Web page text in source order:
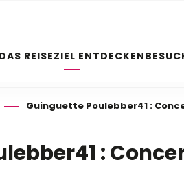
DAS REISEZIEL ENTDECKEN
Guinguette Poulebber41 :
: